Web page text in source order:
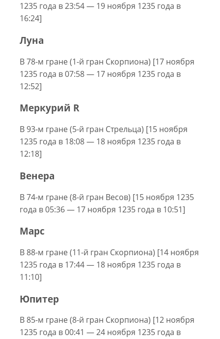
1235 года в 23:54 — 19 ноября 1235 года в
16:24]
Луна
В 78-м гране (1-й гран Скорпиона) [17 ноября
1235 года в 07:58 — 17 ноября 1235 года в
12:52]
Меркурий R
В 93-м гране (5-й гран Стрельца) [15 ноября
1235 года в 18:08 — 18 ноября 1235 года в
12:18]
Венера
В 74-м гране (8-й гран Весов) [15 ноября 1235
года в 05:36 — 17 ноября 1235 года в 10:51]
Марс
В 88-м гране (11-й гран Скорпиона) [14 ноября
1235 года в 17:44 — 18 ноября 1235 года в
11:10]
Юпитер
В 85-м гране (8-й гран Скорпиона) [12 ноября
1235 года в 00:41 — 24 ноября 1235 года в